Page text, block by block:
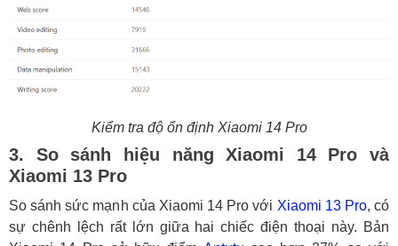
Kiểm tra độ ổn định Xiaomi 14 Pro
3. So sánh hiệu năng Xiaomi 14 Pro và
Xiaomi 13 Pro
So sánh sức mạnh của Xiaomi 14 Pro với Xiaomi 13 Pro, có
sự chênh lệch rất lớn giữa hai chiếc điện thoại này. Bản